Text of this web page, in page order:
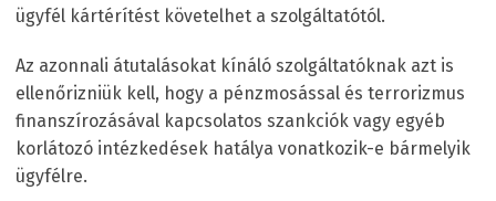
ügyfél kártérítést követelhet a szolgáltatótól.
Az azonnali átutalásokat kínáló szolgáltatóknak azt is
ellenőrizniük kell, hogy a pénzmosással és terrorizmus
finanszírozásával kapcsolatos szankciók vagy egyéb
korlátozó intézkedések hatálya vonatkozik-e bármelyik
ügyfélre.